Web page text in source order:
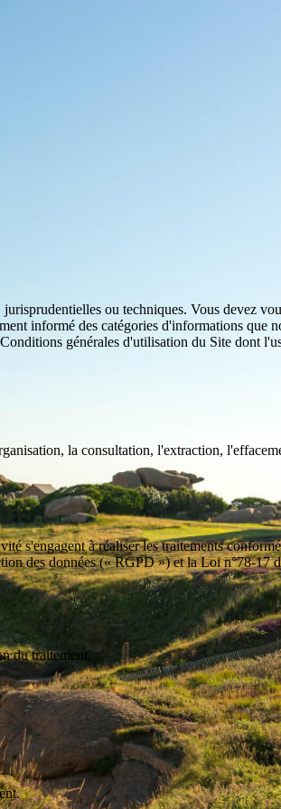
ou techniques. Vous devez
informé des catégories d'informations que
générales d'utilisation du Site dont
la consultation, l'extraction,
s'engagent à réaliser les traitements
des données (« RGPD ») et la Loi n°78-17
du traitement.